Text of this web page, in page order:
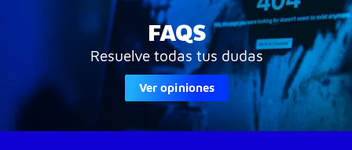
FAQS
Resuelve todas tus dudas
Ver opiniones